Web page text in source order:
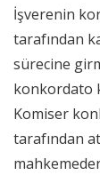
İşverenin
tarafından
sürecine
konkordato
Komiser
tarafından